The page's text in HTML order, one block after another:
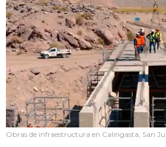
Obras de infraestructura en Calingasta, San